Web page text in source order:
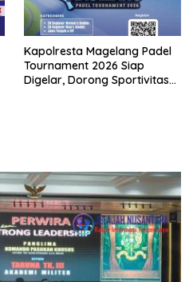
Kapolresta Magelang Padel
Tournament 2026 Siap
Digelar, Dorong Sportivitas